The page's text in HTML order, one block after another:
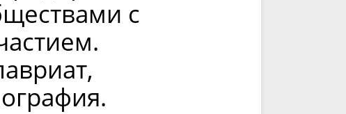
с